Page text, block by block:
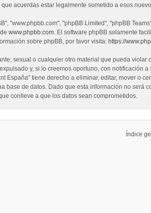
acuerdas estar legalmente sometido a esos
"www.phpbb.com", "phpBB Limited", "phpBB
www.phpbb.com. El software phpBB solamente
sobre phpBB, por favor visita: https://
sexual o cualquier otro material que pueda
y, si lo creemos oportuno, con notificación
tiene derecho a eliminar, editar, mover o
de datos. Dado que esta información no será
conlleve a que los datos sean comprometidos.
Índice